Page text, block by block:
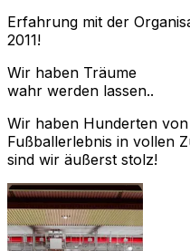
Erfahrung mit der
2011!
Wir haben Träume
wahr werden lassen..
Wir haben Hunderten
Fußballerlebnis in vollen
sind wir äußerst stolz!